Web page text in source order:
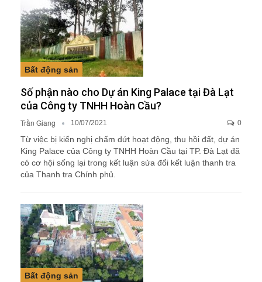
Bất động sản
Số phận nào cho Dự án King Palace tại Đà Lạt
của Công ty TNHH Hoàn Cầu?
Trần Giang 10/07/2021 0
Từ việc bị kiến nghị chấm dứt hoạt động, thu hồi đất, dự án
King Palace của Công ty TNHH Hoàn Cầu tại TP. Đà Lạt đã
có cơ hội sống lại trong kết luận sửa đổi kết luận thanh tra
của Thanh tra Chính phủ.
Bất động sản